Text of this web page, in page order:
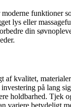
funktioner
lys eller
din
af kvalitet,
på lang
holdbarhed. Tjek
variere betydeligt